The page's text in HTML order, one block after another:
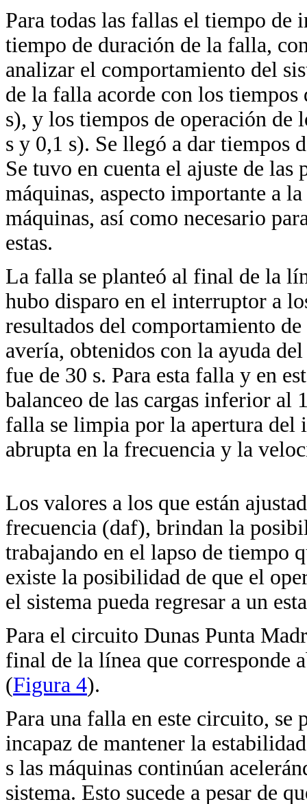
Para todas las fallas el tiempo
tiempo de duración de la falla,
analizar el comportamiento del
de la falla acorde con los
s), y los tiempos de operación de
s y 0,1 s). Se llegó a dar tiempos
Se tuvo en cuenta el ajuste de las
máquinas, aspecto importante a
máquinas, así como necesario
estas.
La falla se planteó al final de la
hubo disparo en el interruptor a
resultados del comportamiento
avería, obtenidos con la ayuda
fue de 30 s. Para esta falla y en
balanceo de las cargas inferior al
falla se limpia por la apertura
abrupta en la frecuencia y la
Los valores a los que están
frecuencia (daf), brindan la
trabajando en el lapso de tiempo
existe la posibilidad de que el
el sistema pueda regresar a un
Para el circuito Dunas Punta
final de la línea que corresponde
(Figura 4).
Para una falla en este circuito, se
incapaz de mantener la
s las máquinas continúan
sistema. Esto sucede a pesar de